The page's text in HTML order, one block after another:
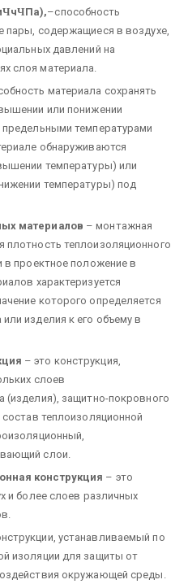
ЧчЧПа),–способность
пары, содержащиеся в воздухе,
давлений на
слоя материала.
материала сохранять
или понижении
предельными температурами
обнаруживаются
температуры) или
температуры) под
материалов – монтажная
теплоизоляционного
в проектное положение в
характеризуется
которого определяется
изделия к его объему в
– это конструкция,
слоев
(изделия), защитно-покровного
теплоизоляционной
слои.
конструкция – это
и более слоев различных
устанавливаемый по
изоляции для защиты от
окружающей среды.